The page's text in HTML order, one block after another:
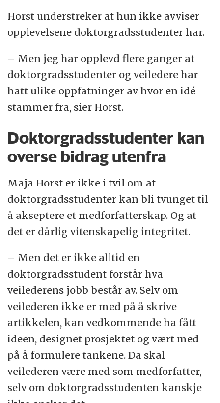
Horst understreker at hun ikke avviser
opplevelsene doktorgradsstudenter har.
– Men jeg har opplevd flere ganger at
doktorgradsstudenter og veiledere har
hatt ulike oppfatninger av hvor en idé
stammer fra, sier Horst.
Doktorgradsstudenter kan
overse bidrag utenfra
Maja Horst er ikke i tvil om at
doktorgradsstudenter kan bli tvunget til
å akseptere et medforfatterskap. Og at
det er dårlig vitenskapelig integritet.
– Men det er ikke alltid en
doktorgradsstudent forstår hva
veilederens jobb består av. Selv om
veilederen ikke er med på å skrive
artikkelen, kan vedkommende ha fått
ideen, designet prosjektet og vært med
på å formulere tankene. Da skal
veilederen være med som medforfatter,
selv om doktorgradsstudenten kanskje